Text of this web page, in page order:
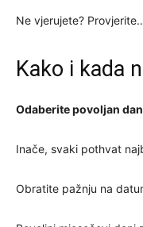
Ne vjerujete?
Kako i kada
Odaberite povoljan dan
Inače, svaki pothvat
Obratite pažnju na